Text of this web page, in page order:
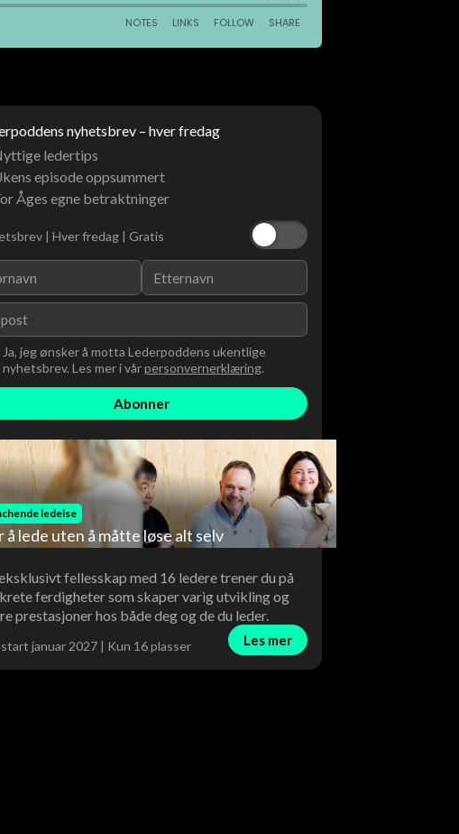
nyhetsbrev – hver fredag
ledertips
episode oppsummert
Åges egne betraktninger
| Hver fredag | Gratis
Ja, jeg ønsker å motta Lederpoddens ukentlige
nyhetsbrev. Les mer i vårpersonvernerklæring.
ledelse
lede uten å måtte løse alt selv
fellesskap med 16 ledere trener du på
ferdigheter som skaper varig utvikling og
prestasjoner hos både deg og de du leder.
januar 2027 | Kun 16 plasser Les mer